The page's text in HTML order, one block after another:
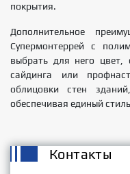
покрытия.
Дополнительное
Супермонтеррей с
выбрать для него
сайдинга или
облицовки стен
обеспечивая единый
Контакты